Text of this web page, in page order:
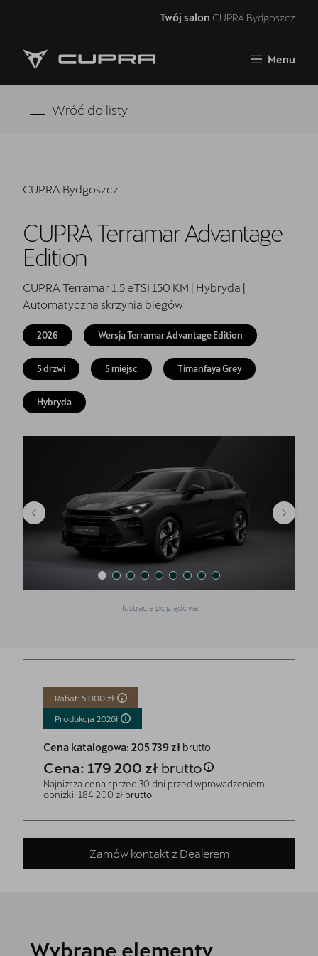
Twój salon CUPRA Bydgoszcz
Menu
Strona główna
Samochody dostępne od ręki
Jazda próbna CUPRĄ
CUPRA For Business
Akcesoria CUPRA
Finansowanie
Serwis
Oryginalne części zamienne
Wróć do listy
CUPRA Bydgoszcz
CUPRA Terramar Advantage
Edition
CUPRA Terramar 1.5 eTSI 150 KM | Hybryda |
Automatyczna skrzynia biegów
2026 Wersja Terramar Advantage Edition
5 drzwi 5 miejsc Timanfaya Grey
Hybryda
Ilustracja poglądowa
Rabat: 5 000 zł
Produkcja 2026!
Cena katalogowa: 205 739 złbrutto
Cena: 179 200 zł brutto
Najniższa cena sprzed 30 dni przed wprowadzeniem
obniżki: 184 200 zł brutto
Zamów kontakt z Dealerem
Wybrane elementy